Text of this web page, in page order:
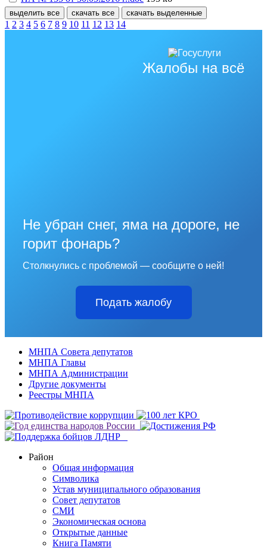
выделить все скачать все скачать выделенные
1 2 3 4 5 6 7 8 9 10 11 12 13 14
Жалобы на всё
Не убран снег, яма на дороге, не
горит фонарь?
Столкнулись с проблемой — сообщите о ней!
Подать жалобу
МНПА Совета депутатов
МНПА Главы
МНПА Администрации
Другие документы
Реестры МНПА
Район
Общая информация
Символика
Устав муниципального образования
Совет депутатов
СМИ
Экономическая основа
Открытые данные
Книга Памяти